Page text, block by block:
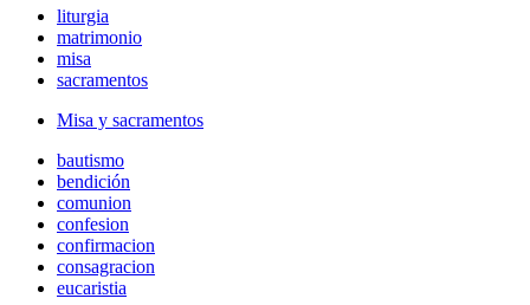
liturgia
matrimonio
misa
sacramentos
Misa y sacramentos
bautismo
bendición
comunion
confesion
confirmacion
consagracion
eucaristia